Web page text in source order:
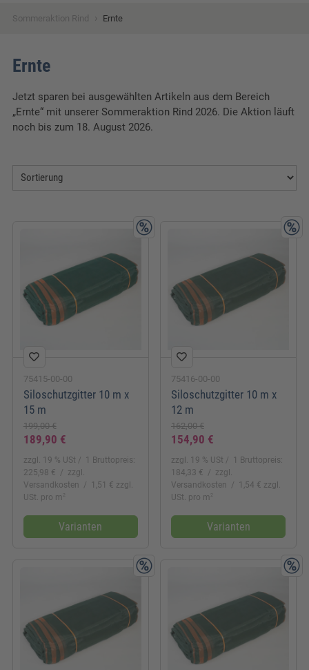
Sommeraktion Rind Ernte
Ernte
Jetzt sparen bei ausgewählten Artikeln aus dem Bereich
„Ernte“ mit unserer Sommeraktion Rind 2026. Die Aktion läuft
noch bis zum 18. August 2026.
75415-00-00
Siloschutzgitter 10 m x
15 m
199,00 €
189,90 €
zzgl. 19 % USt
1 Bruttopreis:
225,98 €
zzgl.
Versandkosten
1,51 € zzgl.
USt. pro m
Varianten
75416-00-00
Siloschutzgitter 10 m x
12 m
162,00 €
154,90 €
zzgl. 19 % USt
1 Bruttopreis:
184,33 €
zzgl.
Versandkosten
1,54 € zzgl.
USt. pro m
Varianten